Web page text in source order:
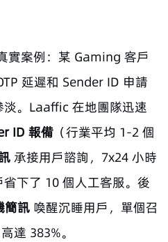
實案例：某 Gaming 客戶
延遲和 Sender ID 申請
。Laaffic 在地團隊迅速
ID 報備 （行業平均 1-2 個
承接用戶諮詢，7x24 小時
下了 10 個人工客服。後
簡訊 喚醒沉睡用戶，單個召
達 383%。